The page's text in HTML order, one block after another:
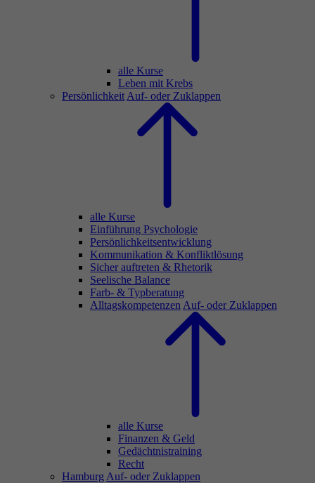
alle Kurse
Leben mit Krebs
Persönlichkeit Auf- oder Zuklappen
alle Kurse
Einführung Psychologie
Persönlichkeitsentwicklung
Kommunikation & Konfliktlösung
Sicher auftreten & Rhetorik
Seelische Balance
Farb- & Typberatung
Alltagskompetenzen Auf- oder Zuklappen
alle Kurse
Finanzen & Geld
Gedächtnistraining
Recht
Hamburg Auf- oder Zuklappen